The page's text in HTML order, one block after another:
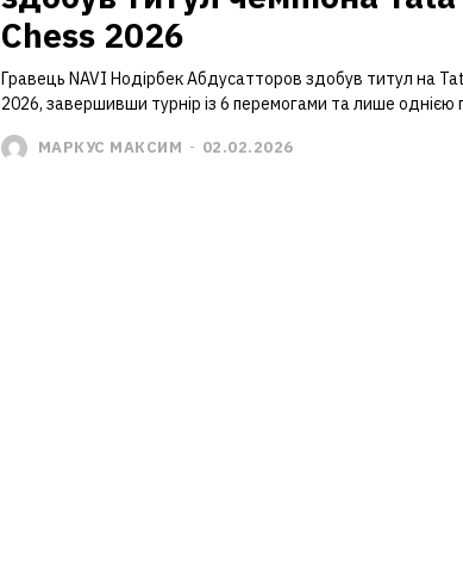
Chess 2026
Гравець NAVI Нодірбек Абдусатторов здобув титул на
2026, завершивши турнір із 6 перемогами та лише однією
МАРКУС МАКСИМ - 02.02.2026